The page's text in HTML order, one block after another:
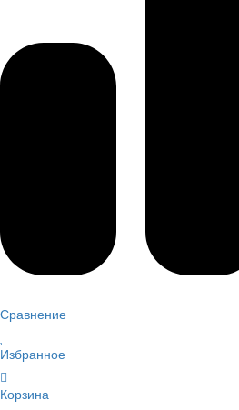
Сравнение
Избранное
Корзина